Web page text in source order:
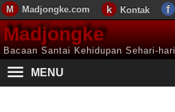
Madjongke.com Kontak
Madjongke
Bacaan Santai Kehidupan Sehari-hari
MENU